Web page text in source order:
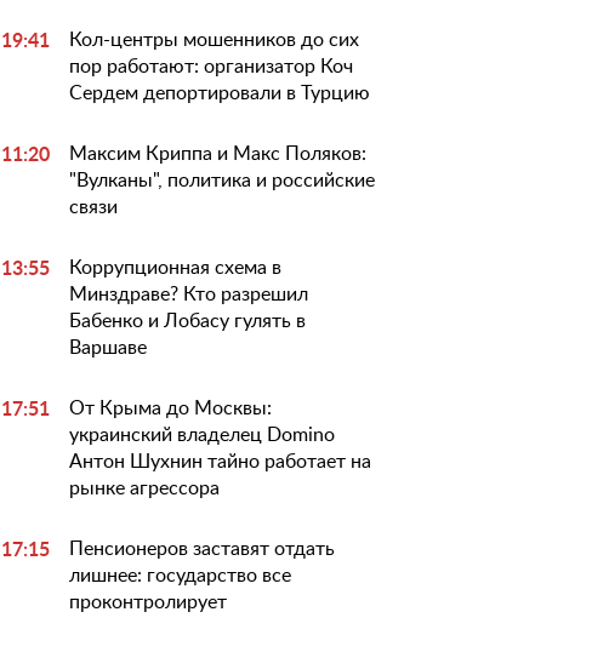
19:41
Кол-центры мошенников до сих
пор работают: организатор Коч
Сердем депортировали в Турцию
11:20
Максим Криппа и Макс Поляков:
"Вулканы", политика и российские
связи
13:55
Коррупционная схема в
Минздраве? Кто разрешил
Бабенко и Лобасу гулять в
Варшаве
17:51
От Крыма до Москвы:
украинский владелец Domino
Антон Шухнин тайно работает на
рынке агрессора
17:15
Пенсионеров заставят отдать
лишнее: государство все
проконтролирует